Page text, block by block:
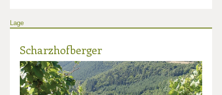
Lage
Scharzhofberger